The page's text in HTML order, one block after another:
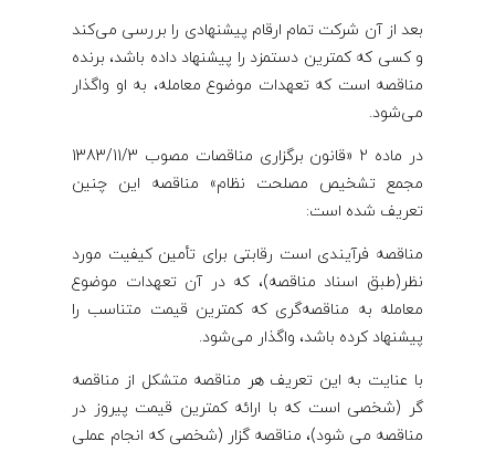
بعد از آن شرکت تمام ارقام پیشنهادی را بررسی می‌کند
و کسی که کمترین دستمزد را پیشنهاد داده باشد، برنده
مناقصه است که تعهدات موضوع معامله، به او واگذار
می‌شود.
در ماده 2 «قانون برگزاری مناقصات مصوب 1383/11/3
مجمع تشخیص مصلحت نظام» مناقصه این چنین
تعریف شده است:
مناقصه فرآیندی است رقابتی برای تأمین کیفیت مورد
نظر(طبق اسناد مناقصه)، که در آن تعهدات موضوع
معامله به مناقصه‌گری که کمترین قیمت متناسب را
پیشنهاد کرده باشد، واگذار می‌شود.
با عنایت به این تعریف هر مناقصه متشکل از مناقصه
گر (شخصی است که با ارائه کمترین قیمت پیروز در
مناقصه می شود)، مناقصه گزار (شخصی که انجام عملی